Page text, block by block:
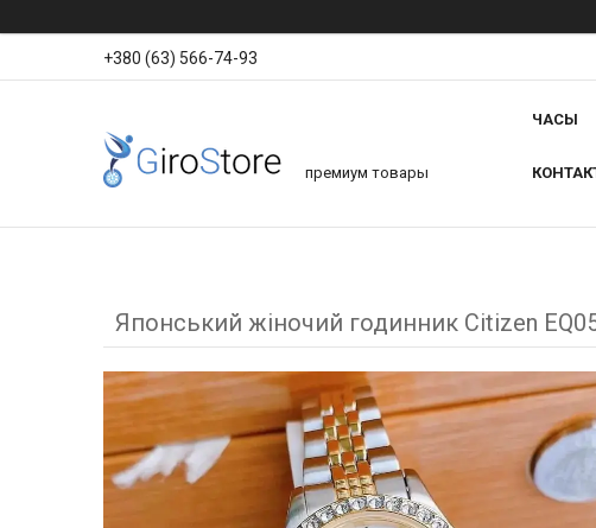
+380 (63) 566-74-93
премиум товары
ЧАСЫ
Японський жіночий годинник Citizen